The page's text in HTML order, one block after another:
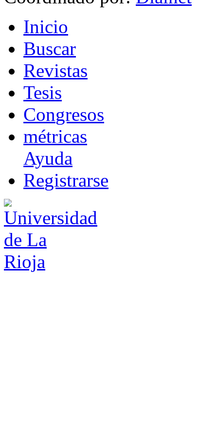
Inicio
Buscar
Revistas
Tesis
Congresos
métricas
Ayuda
Registrarse